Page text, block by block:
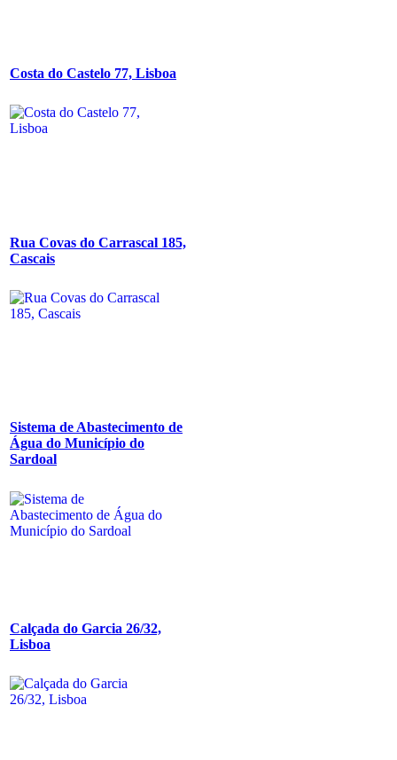
Costa do Castelo 77, Lisboa
Rua Covas do Carrascal 185,
Cascais
Sistema de Abastecimento de
Água do Município do
Sardoal
Calçada do Garcia 26/32,
Lisboa